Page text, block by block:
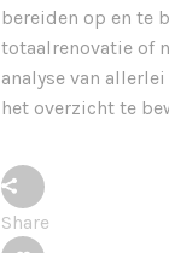
bereiden op en te
totaalrenovatie of
analyse van
het overzicht te
Share